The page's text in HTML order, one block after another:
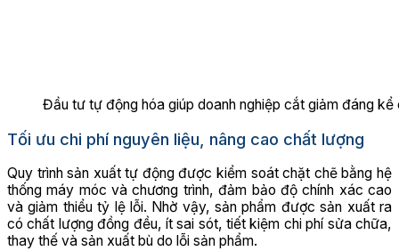
Đầu tư tự động hóa giúp doanh nghiệp cắt giảm đáng kể
Tối ưu chi phí nguyên liệu, nâng cao chất lượng
Quy trình sản xuất tự động được kiểm soát chặt chẽ bằng hệ
thống máy móc và chương trình, đảm bảo độ chính xác cao
và giảm thiểu tỷ lệ lỗi. Nhờ vậy, sản phẩm được sản xuất ra
có chất lượng đồng đều, ít sai sót, tiết kiệm chi phí sửa chữa,
thay thế và sản xuất bù do lỗi sản phẩm.